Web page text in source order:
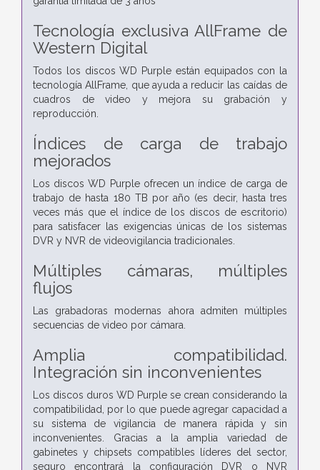
Tecnología exclusiva AllFrame de
Western Digital
Todos los discos WD Purple están equipados con la
tecnología AllFrame, que ayuda a reducir las caídas de
cuadros de video y mejora su grabación y
reproducción.
Índices de carga de trabajo
mejorados
Los discos WD Purple ofrecen un índice de carga de
trabajo de hasta 180 TB por año (es decir, hasta tres
veces más que el índice de los discos de escritorio)
para satisfacer las exigencias únicas de los sistemas
DVR y NVR de videovigilancia tradicionales.
Múltiples cámaras, múltiples
flujos
Las grabadoras modernas ahora admiten múltiples
secuencias de video por cámara.
Amplia compatibilidad.
Integración sin inconvenientes
Los discos duros WD Purple se crean considerando la
compatibilidad, por lo que puede agregar capacidad a
su sistema de vigilancia de manera rápida y sin
inconvenientes. Gracias a la amplia variedad de
gabinetes y chipsets compatibles líderes del sector,
seguro encontrará la configuración DVR o NVR